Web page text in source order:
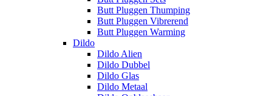
Butt Pluggen Thumping
Butt Pluggen Vibrerend
Butt Pluggen Warming
Dildo
Dildo Alien
Dildo Dubbel
Dildo Glas
Dildo Metaal